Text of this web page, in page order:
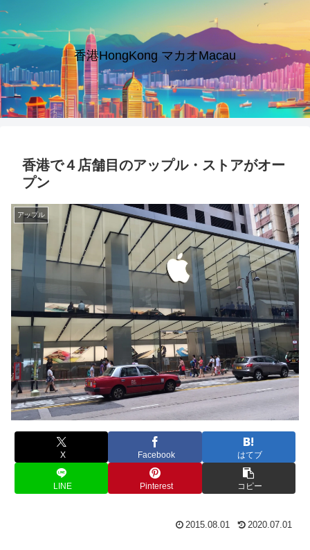
香港HongKong マカオMacau
香港で４店舗目のアップル・ストアがオー
プン
アップル
X Facebook はてブ
LINE Pinterest コピー
2015.08.01 2020.07.01